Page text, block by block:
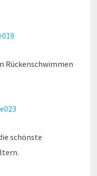
schönste